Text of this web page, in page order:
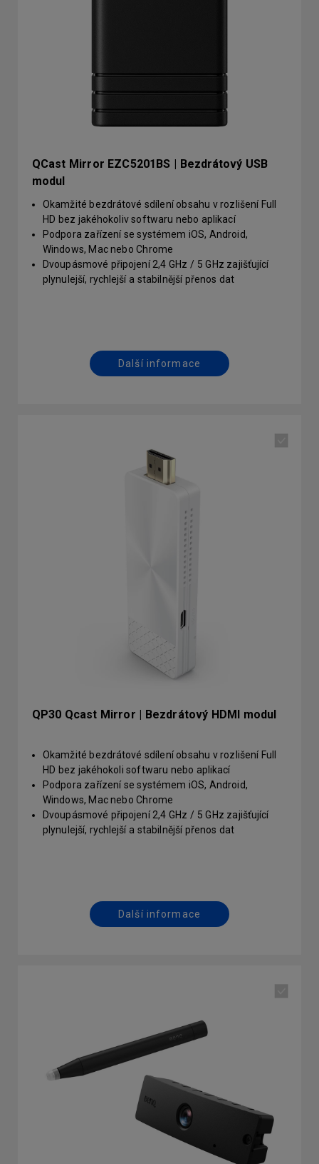
QCast Mirror EZC5201BS | Bezdrátový USB
modul
Okamžité bezdrátové sdílení obsahu v rozlišení Full
HD bez jakéhokoliv softwaru nebo aplikací
Podpora zařízení se systémem iOS, Android,
Windows, Mac nebo Chrome
Dvoupásmové připojení 2,4 GHz / 5 GHz zajišťující
plynulejší, rychlejší a stabilnější přenos dat
Další informace
QP30 Qcast Mirror | Bezdrátový HDMI modul
Okamžité bezdrátové sdílení obsahu v rozlišení Full
HD bez jakéhokoli softwaru nebo aplikací
Podpora zařízení se systémem iOS, Android,
Windows, Mac nebo Chrome
Dvoupásmové připojení 2,4 GHz / 5 GHz zajišťující
plynulejší, rychlejší a stabilnější přenos dat
Další informace